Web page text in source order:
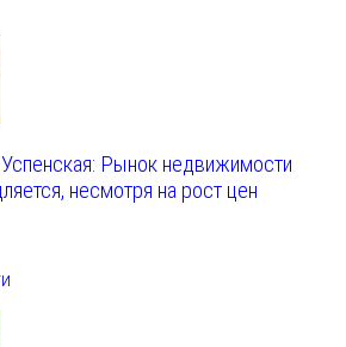
Рынок недвижимости
несмотря на рост цен